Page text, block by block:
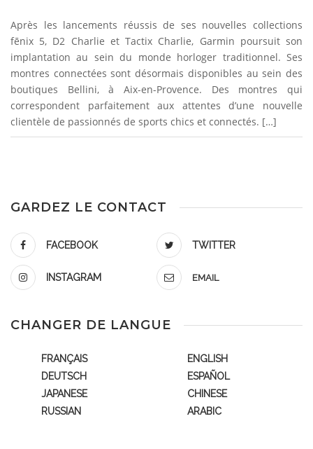
Après les lancements réussis de ses nouvelles collections
fēnix 5, D2 Charlie et Tactix Charlie, Garmin poursuit son
implantation au sein du monde horloger traditionnel. Ses
montres connectées sont désormais disponibles au sein des
boutiques Bellini, à Aix-en-Provence. Des montres qui
correspondent parfaitement aux attentes d’une nouvelle
clientèle de passionnés de sports chics et connectés. […]
GARDEZ LE CONTACT
FACEBOOK TWITTER
INSTAGRAM EMAIL
CHANGER DE LANGUE
FRANÇAIS
ENGLISH
DEUTSCH
ESPAÑOL
JAPANESE
CHINESE
RUSSIAN
ARABIC